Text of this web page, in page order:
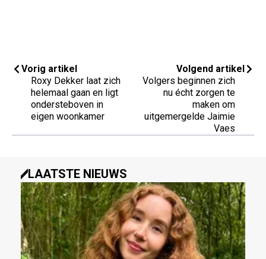
Vorig artikel
Roxy Dekker laat zich
helemaal gaan en ligt
ondersteboven in
eigen woonkamer
Volgend artikel
Volgers beginnen zich
nu écht zorgen te
maken om
uitgemergelde Jaimie
Vaes
LAATSTE NIEUWS